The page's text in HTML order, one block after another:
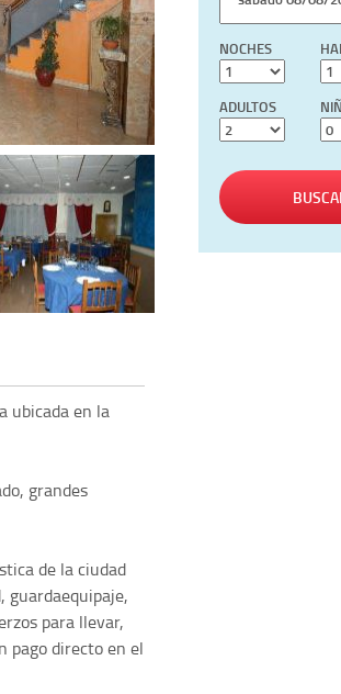
ubicada en la
grandes
de la ciudad
guardaequipaje,
para llevar,
pago directo en el
NOCHES
ADULTOS